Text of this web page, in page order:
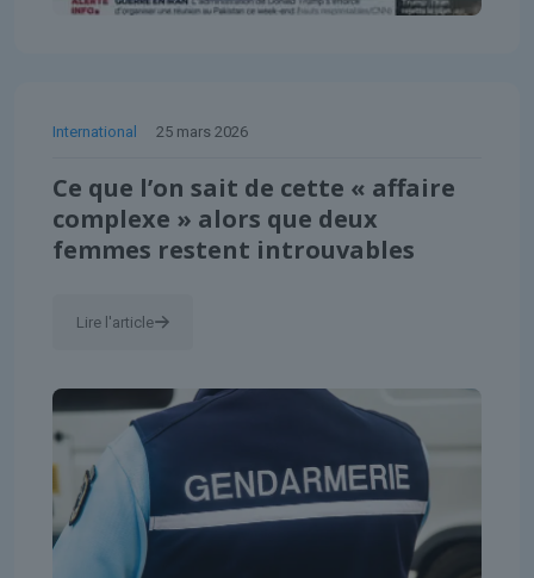
International 25 mars 2026
Ce que l’on sait de cette « affaire
complexe » alors que deux
femmes restent introuvables
Lire l'article